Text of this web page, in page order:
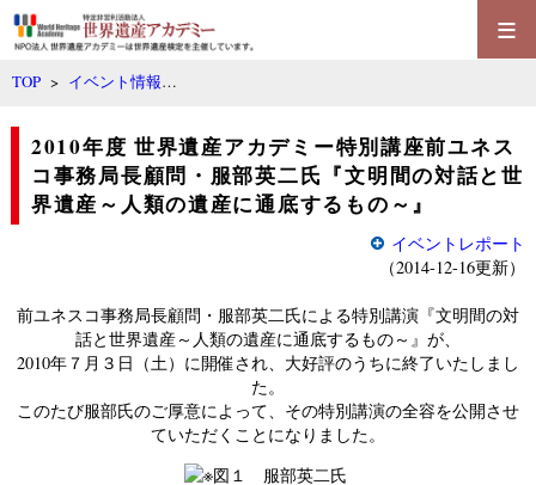
≡
TOP > イベント情報…
2010年度 世界遺産アカデミー特別講座前ユネス
コ事務局長顧問・服部英二氏『文明間の対話と世
界遺産～人類の遺産に通底するもの～』
イベントレポート
（2014-12-16更新）
前ユネスコ事務局長顧問・服部英二氏による特別講演『文明間の対
話と世界遺産～人類の遺産に通底するもの～』が、
2010年７月３日（土）に開催され、大好評のうちに終了いたしまし
た。
このたび服部氏のご厚意によって、その特別講演の全容を公開させ
ていただくことになりました。